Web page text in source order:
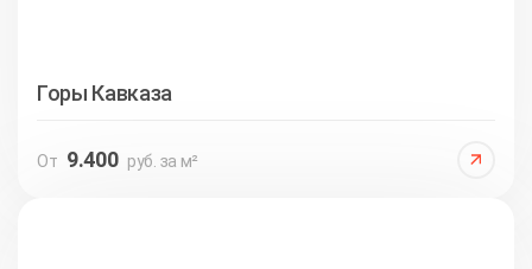
Горы Кавказа
От 9.400 руб. за м²